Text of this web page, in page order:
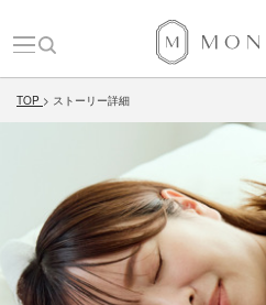
TOP ストーリー詳細